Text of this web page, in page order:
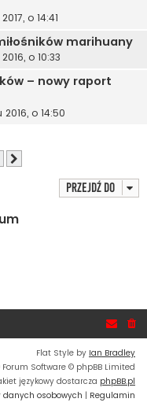
o 14:41
marihuany
o 10:33
– nowy raport
o 14:50
Przejdź do
Flat Style by Ian Bradley
Forum Software © phpBB Limited
językowy dostarcza phpBB.pl
danych osobowych | Regulamin